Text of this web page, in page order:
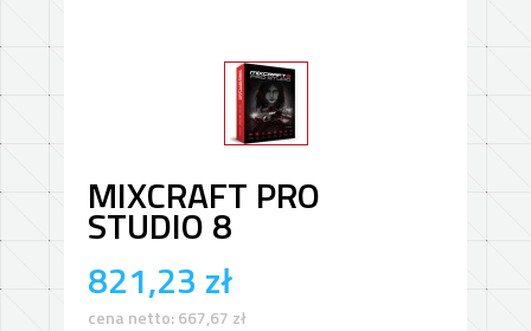
MIXCRAFT PRO
STUDIO 8
821,23 zł
cena netto:667,67 zł